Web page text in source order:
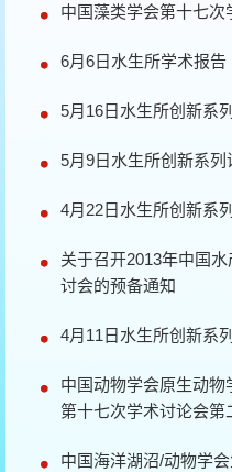
中国藻类学会第十七次
6月6日水生所学术报告
5月16日水生所创新系
5月9日水生所创新系列
4月22日水生所创新系
关于召开2013年中国
讨会的预备通知
4月11日水生所创新系
中国动物学会原生动
第十七次学术讨论会
中国海洋湖沼/动物学